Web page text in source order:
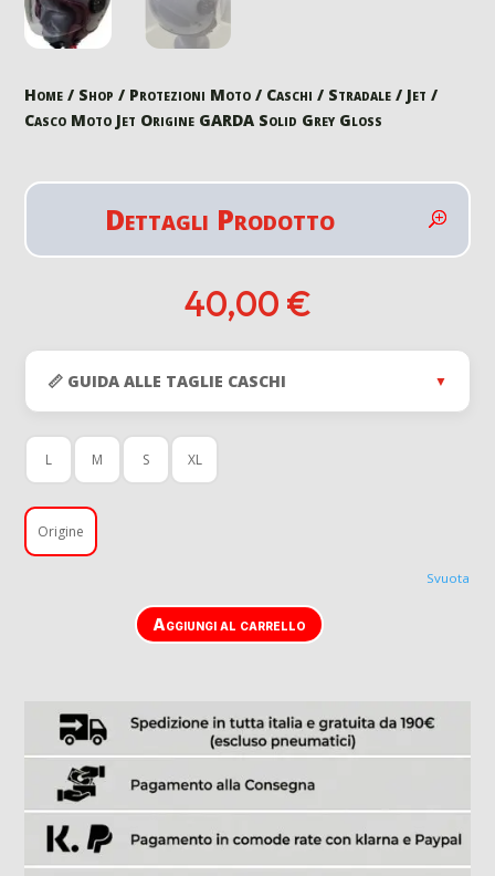
Home / Shop / Protezioni Moto / Caschi / Stradale / Jet /
Casco Moto Jet Origine GARDA Solid Grey Gloss
Dettagli Prodotto
40,00 €
📏 GUIDA ALLE TAGLIE CASCHI ▼
L M S XL
Origine
Svuota
Aggiungi al carrello